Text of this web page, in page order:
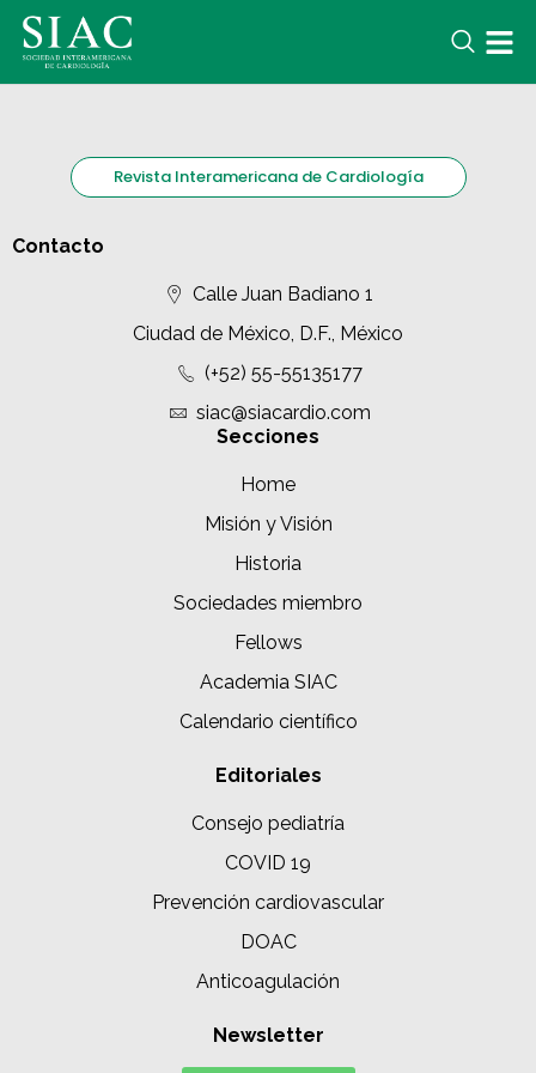
Revista Interamericana de Cardiología
Contacto
Calle Juan Badiano 1
Ciudad de México, D.F., México
(+52) 55-55135177
siac@siacardio.com
Secciones
Home
Misión y Visión
Historia
Sociedades miembro
Fellows
Academia SIAC
Calendario científico
Editoriales
Consejo pediatría
COVID 19
Prevención cardiovascular
DOAC
Anticoagulación
Newsletter